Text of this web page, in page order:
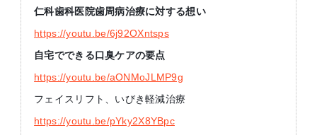
仁科歯科医院歯周病治療に対する想い
https://youtu.be/6j92OXntsps
自宅でできる口臭ケアの要点
https://youtu.be/aONMoJLMP9g
フェイスリフト、いびき軽減治療
https://youtu.be/pYky2X8YBpc